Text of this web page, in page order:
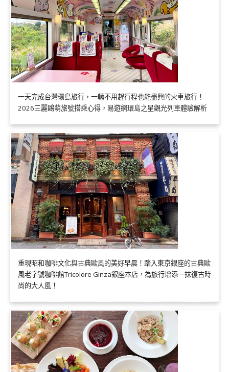
一天完成台灣環島旅行，一輛不用趕行程也能盡興的火車旅行！
2026三麗鷗萌旅號搭乘心得，易遊網環島之星觀光列車體驗解析
重現昭和咖啡文化與古典歐風的美好早晨！踏入東京銀座的古典歐
風老字號咖啡館Tricolore Ginza銀座本店，為旅行增添一抹復古時
尚的大人風！